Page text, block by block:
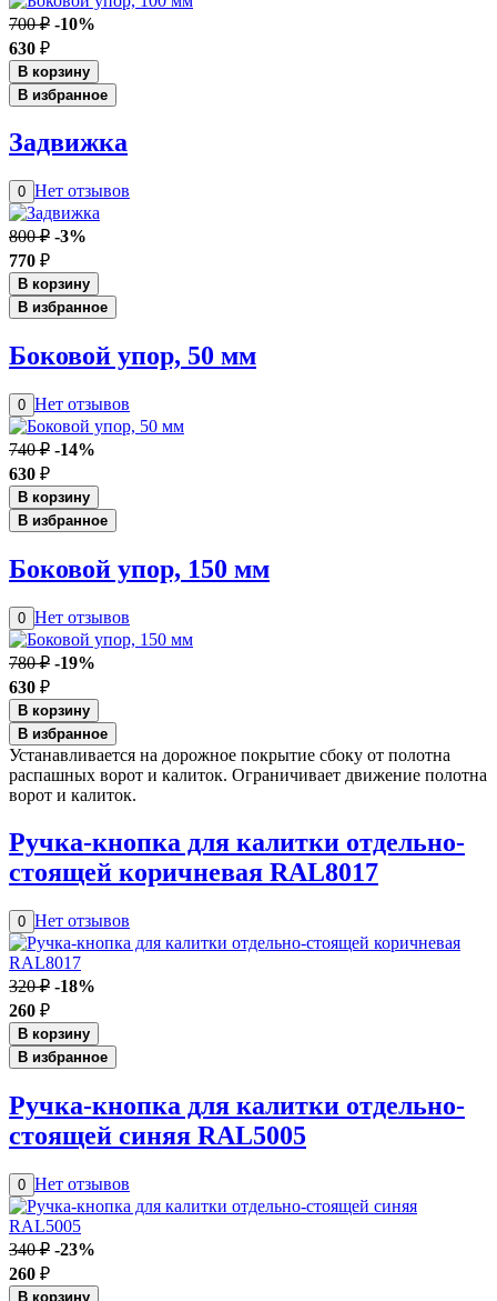
700 ₽ -10%
630 ₽
В корзину
В избранное
Задвижка
0 Нет отзывов
800 ₽ -3%
770 ₽
В корзину
В избранное
Боковой упор, 50 мм
0 Нет отзывов
740 ₽ -14%
630 ₽
В корзину
В избранное
Боковой упор, 150 мм
0 Нет отзывов
780 ₽ -19%
630 ₽
В корзину
В избранное
Устанавливается на дорожное покрытие сбоку от полотна
распашных ворот и калиток. Ограничивает движение полотна
ворот и калиток.
Ручка-кнопка для калитки отдельно-
стоящей коричневая RAL8017
0 Нет отзывов
320 ₽ -18%
260 ₽
В корзину
В избранное
Ручка-кнопка для калитки отдельно-
стоящей синяя RAL5005
0 Нет отзывов
340 ₽ -23%
260 ₽
В корзину